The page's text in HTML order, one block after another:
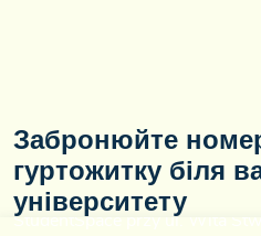
Забронюйте
гуртожитку біля
університету